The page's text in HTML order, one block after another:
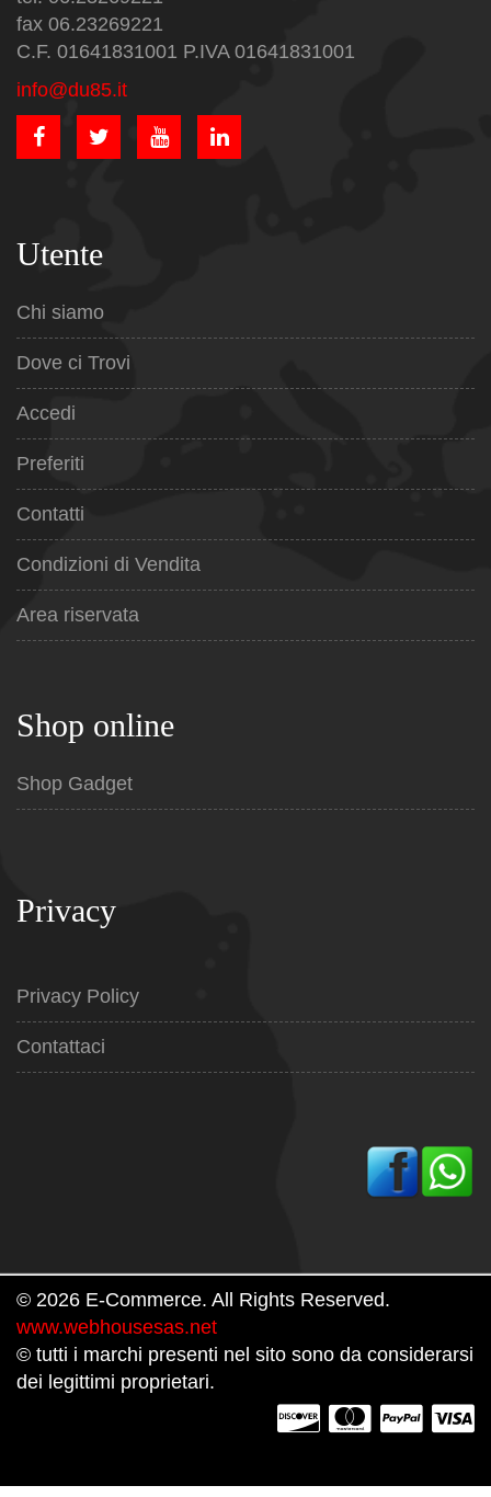
fax 06.23269221
C.F. 01641831001 P.IVA 01641831001
info@du85.it
Utente
Chi siamo
Dove ci Trovi
Accedi
Preferiti
Contatti
Condizioni di Vendita
Area riservata
Shop online
Shop Gadget
Privacy
Privacy Policy
Contattaci
© 2026 E-Commerce. All Rights Reserved.
www.webhousesas.net
© tutti i marchi presenti nel sito sono da considerarsi
dei legittimi proprietari.